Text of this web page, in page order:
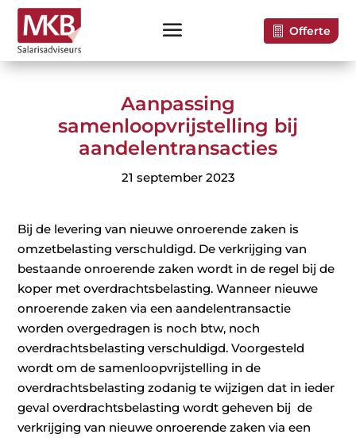
Offerte
Aanpassing
samenloopvrijstelling bij
aandelentransacties
21 september 2023
Bij de levering van nieuwe onroerende zaken is
omzetbelasting verschuldigd. De verkrijging van
bestaande onroerende zaken wordt in de regel bij de
koper met overdrachtsbelasting. Wanneer nieuwe
onroerende zaken via een aandelentransactie
worden overgedragen is noch btw, noch
overdrachtsbelasting verschuldigd. Voorgesteld
wordt om de samenloopvrijstelling in de
overdrachtsbelasting zodanig te wijzigen dat in ieder
geval overdrachtsbelasting wordt geheven bij de
verkrijging van nieuwe onroerende zaken via een